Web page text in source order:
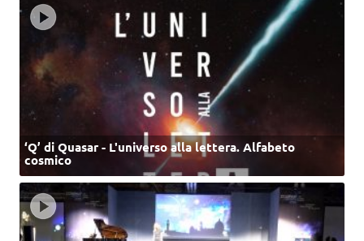
‘Q’ di Quasar - L'universo alla lettera. Alfabeto
cosmico